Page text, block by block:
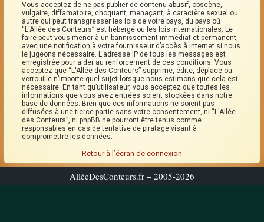
Vous acceptez de ne pas publier de contenu abusif, obscène,
vulgaire, diffamatoire, choquant, menaçant, à caractère sexuel ou
autre qui peut transgresser les lois de votre pays, du pays où
“L'Allée des Conteurs” est hébergé ou les lois internationales. Le
faire peut vous mener à un bannissement immédiat et permanent,
avec une notification à votre fournisseur d’accès à internet si nous
le jugeons nécessaire. L’adresse IP de tous les messages est
enregistrée pour aider au renforcement de ces conditions. Vous
acceptez que “L'Allée des Conteurs” supprime, édite, déplace ou
verrouille n’importe quel sujet lorsque nous estimons que cela est
nécessaire. En tant qu’utilisateur, vous acceptez que toutes les
informations que vous avez entrées soient stockées dans notre
base de données. Bien que ces informations ne soient pas
diffusées à une tierce partie sans votre consentement, ni “L'Allée
des Conteurs”, ni phpBB ne pourront être tenus comme
responsables en cas de tentative de piratage visant à
compromettre les données.
Retour à l’écran de connexion
AlléeDesConteurs.fr ~ 2005-2026